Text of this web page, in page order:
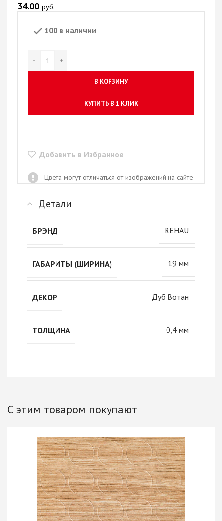
34.00 руб.
100 в наличии
В КОРЗИНУ
КУПИТЬ В 1 КЛИК
Добавить в Избранное
Цвета могут отличаться от изображений на сайте
Детали
БРЭНД REHAU
ГАБАРИТЫ (ШИРИНА) 19 мм
ДЕКОР Дуб Вотан
ТОЛЩИНА 0,4 мм
С этим товаром покупают